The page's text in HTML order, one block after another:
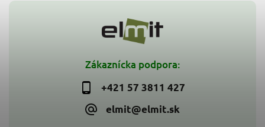
Zákaznícka podpora:
+421 57 3811 427
elmit@elmit.sk